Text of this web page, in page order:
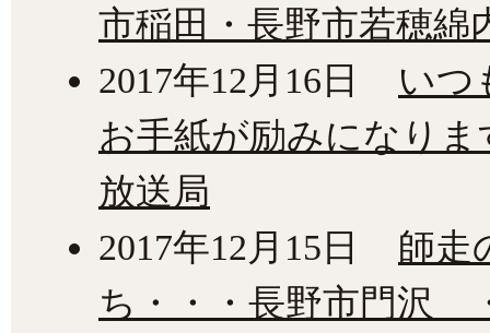
市稲田・長野市若穂綿
2017年12月16日
いつ
お手紙が励みになり
放送局
2017年12月15日
師走
ち・・・長野市門